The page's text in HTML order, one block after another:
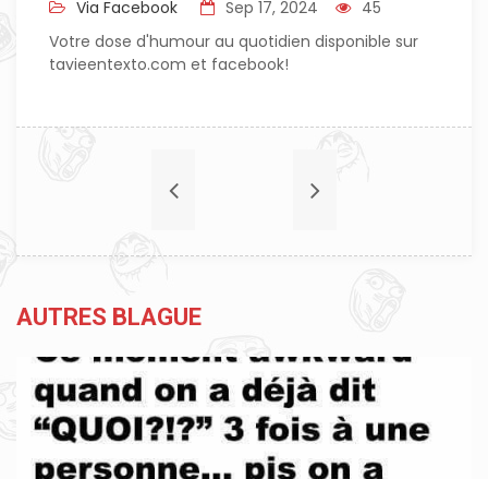
Via Facebook
Sep 17, 2024
45
Votre dose d'humour au quotidien disponible sur
tavieentexto.com et facebook!
AUTRES BLAGUE